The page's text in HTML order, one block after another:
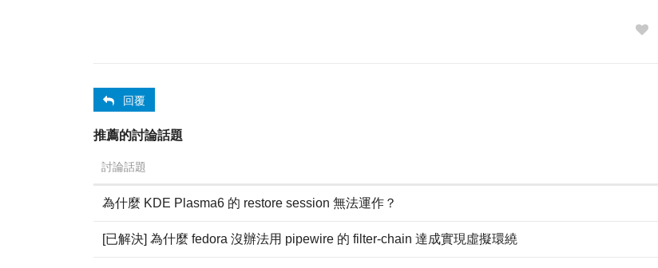
回覆
推薦的討論話題
討論話題
為什麼 KDE Plasma6 的 restore session 無法運作？
[已解決] 為什麼 fedora 沒辦法用 pipewire 的 filter-chain 達成實現虛擬環繞